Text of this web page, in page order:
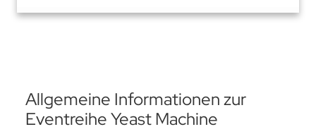
Allgemeine Informationen zur
Eventreihe Yeast Machine